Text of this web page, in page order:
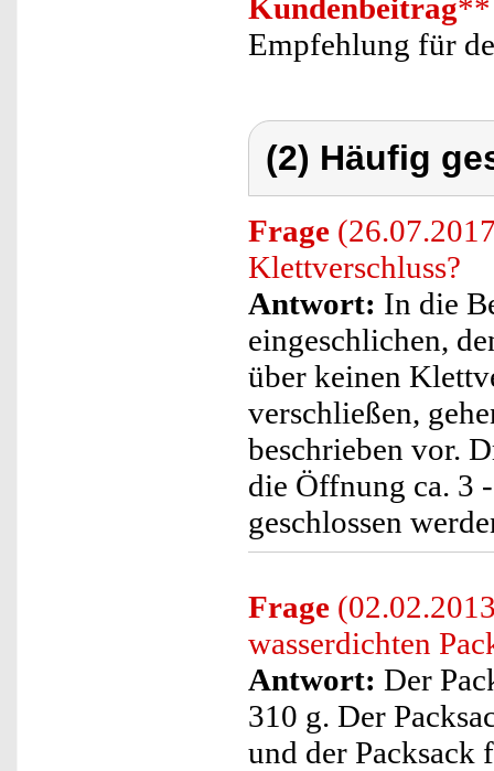
Kundenbeitrag**
Empfehlung für
(2) Häufig
Frage
Klettverschluss?
Antwort: In die
eingeschlichen,
über keinen
verschließen,
beschrieben vor.
die Öffnung ca. 3
geschlossen
Frage
wasserdichten
Antwort: Der
310 g. Der
und der